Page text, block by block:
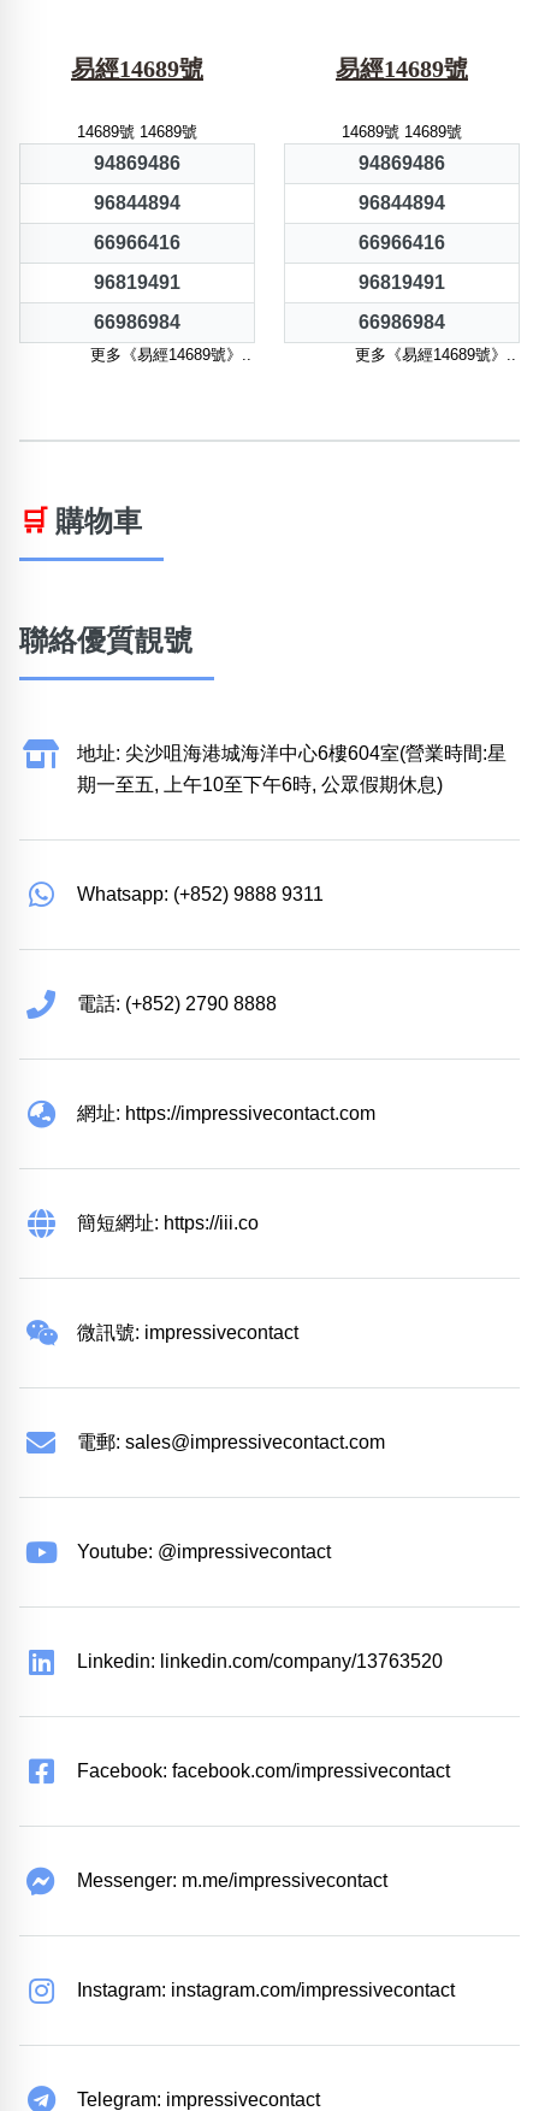
易經14689號
14689號 14689號
94869486
96844894
66966416
96819491
66986984
更多《易經14689號》..
易經14689號
14689號 14689號
94869486
96844894
66966416
96819491
66986984
更多《易經14689號》..
🛒 購物車
聯絡優質靚號
地址: 尖沙咀海港城海洋中心6樓604室(營業時間:星
期一至五, 上午10至下午6時, 公眾假期休息)
Whatsapp: (+852) 9888 9311
電話: (+852) 2790 8888
網址: https://impressivecontact.com
簡短網址: https://iii.co
微訊號: impressivecontact
電郵: sales@impressivecontact.com
Youtube: @impressivecontact
Linkedin: linkedin.com/company/13763520
Facebook: facebook.com/impressivecontact
Messenger: m.me/impressivecontact
Instagram: instagram.com/impressivecontact
Telegram: impressivecontact